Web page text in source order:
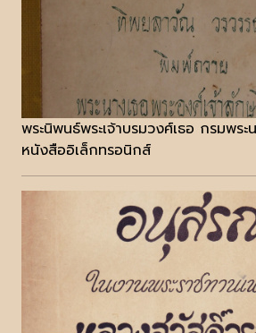
พระนิพนธ์พระเจ้าบรมวงศ์เธอ กรมพร
หนังสืออิเล็กทรอนิกส์